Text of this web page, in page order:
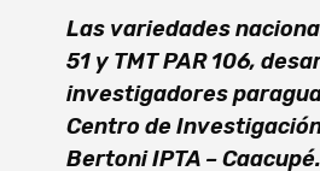
Las variedades
51 y TMT PAR 106,
investigadores
Centro de
Bertoni IPTA –